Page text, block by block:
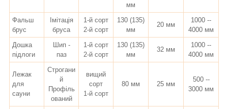
мм
Фальш
брус
Імітація
бруса
1-й сорт
2-й сорт
130 (135)
мм
20 мм
1000 --
4000 мм
Дошка
підлоги
Шип -
паз
1-й сорт
2-й сорт
130 (135)
мм
32 мм
1000 --
4000 мм
Лежак
для
сауни
Строгани
й
Профіль
ований
вищий
сорт
1-й сорт
80 мм 25 мм
500 --
3000 мм